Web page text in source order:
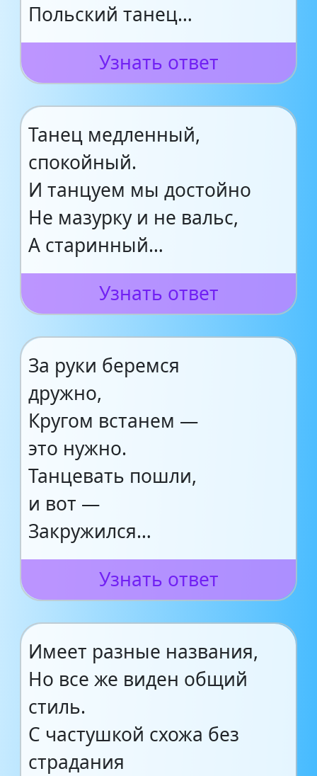
Польский танец…
Узнать ответ
Танец медленный,
спокойный.
И танцуем мы достойно
Не мазурку и не вальс,
А старинный…
Узнать ответ
За руки беремся
дружно,
Кругом встанем —
это нужно.
Танцевать пошли,
и вот —
Закружился…
Узнать ответ
Имеет разные названия,
Но все же виден общий
стиль.
С частушкой схожа без
страдания